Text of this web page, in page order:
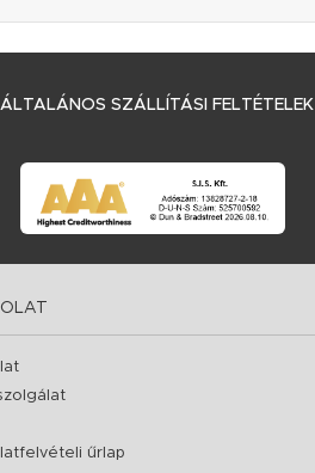
ÁLTALÁNOS SZÁLLÍTÁSI FELTÉTELEK
űrlap